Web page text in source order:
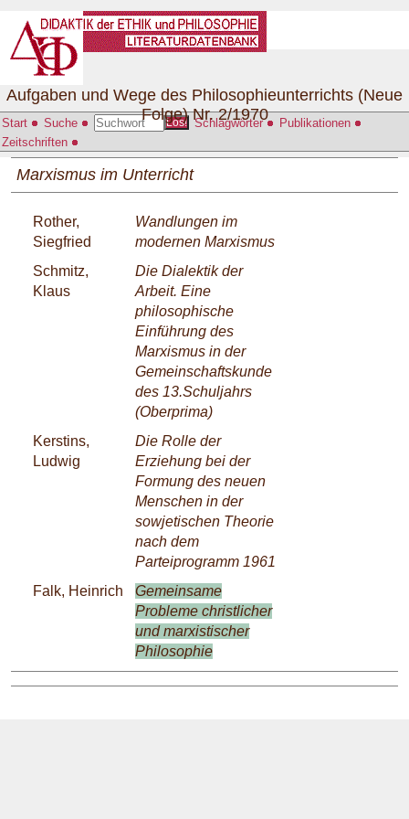
Start Suche Los! Schlagwörter
Publikationen
Zeitschriften
Aufgaben und Wege des Philosophieunterrichts (Neue
Folge) Nr. 2/1970
Marxismus im Unterricht
Rother,
Siegfried
Wandlungen im
modernen Marxismus
Schmitz,
Klaus
Die Dialektik der
Arbeit. Eine
philosophische
Einführung des
Marxismus in der
Gemeinschaftskunde
des 13.Schuljahrs
(Oberprima)
Kerstins,
Ludwig
Die Rolle der
Erziehung bei der
Formung des neuen
Menschen in der
sowjetischen Theorie
nach dem
Parteiprogramm 1961
Falk, Heinrich
Gemeinsame
Probleme christlicher
und marxistischer
Philosophie